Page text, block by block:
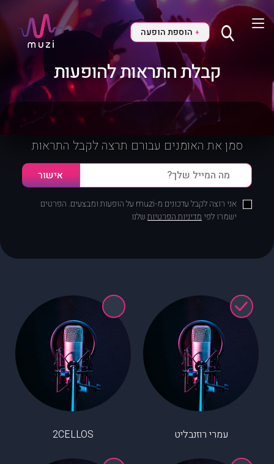
+ הוספת הופעה
קבלת התראות להופעות
סמן את האומנים עבורם תרצה לקבל התראות
אני רוצה לקבל עדכונים מ-muzi על הופעות ומבצעים. הפרטים
ישמרו לפימדיניות הפרטיותשלנו
עמרי רוזנבליט 2CELLOS